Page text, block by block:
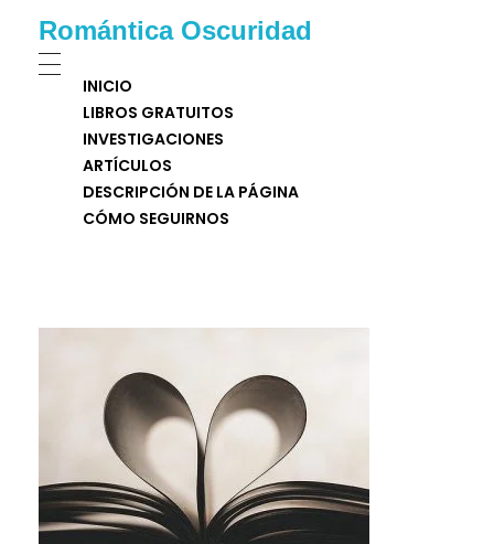
Romántica Oscuridad
INICIO
LIBROS GRATUITOS
INVESTIGACIONES
ARTÍCULOS
DESCRIPCIÓN DE LA PÁGINA
CÓMO SEGUIRNOS